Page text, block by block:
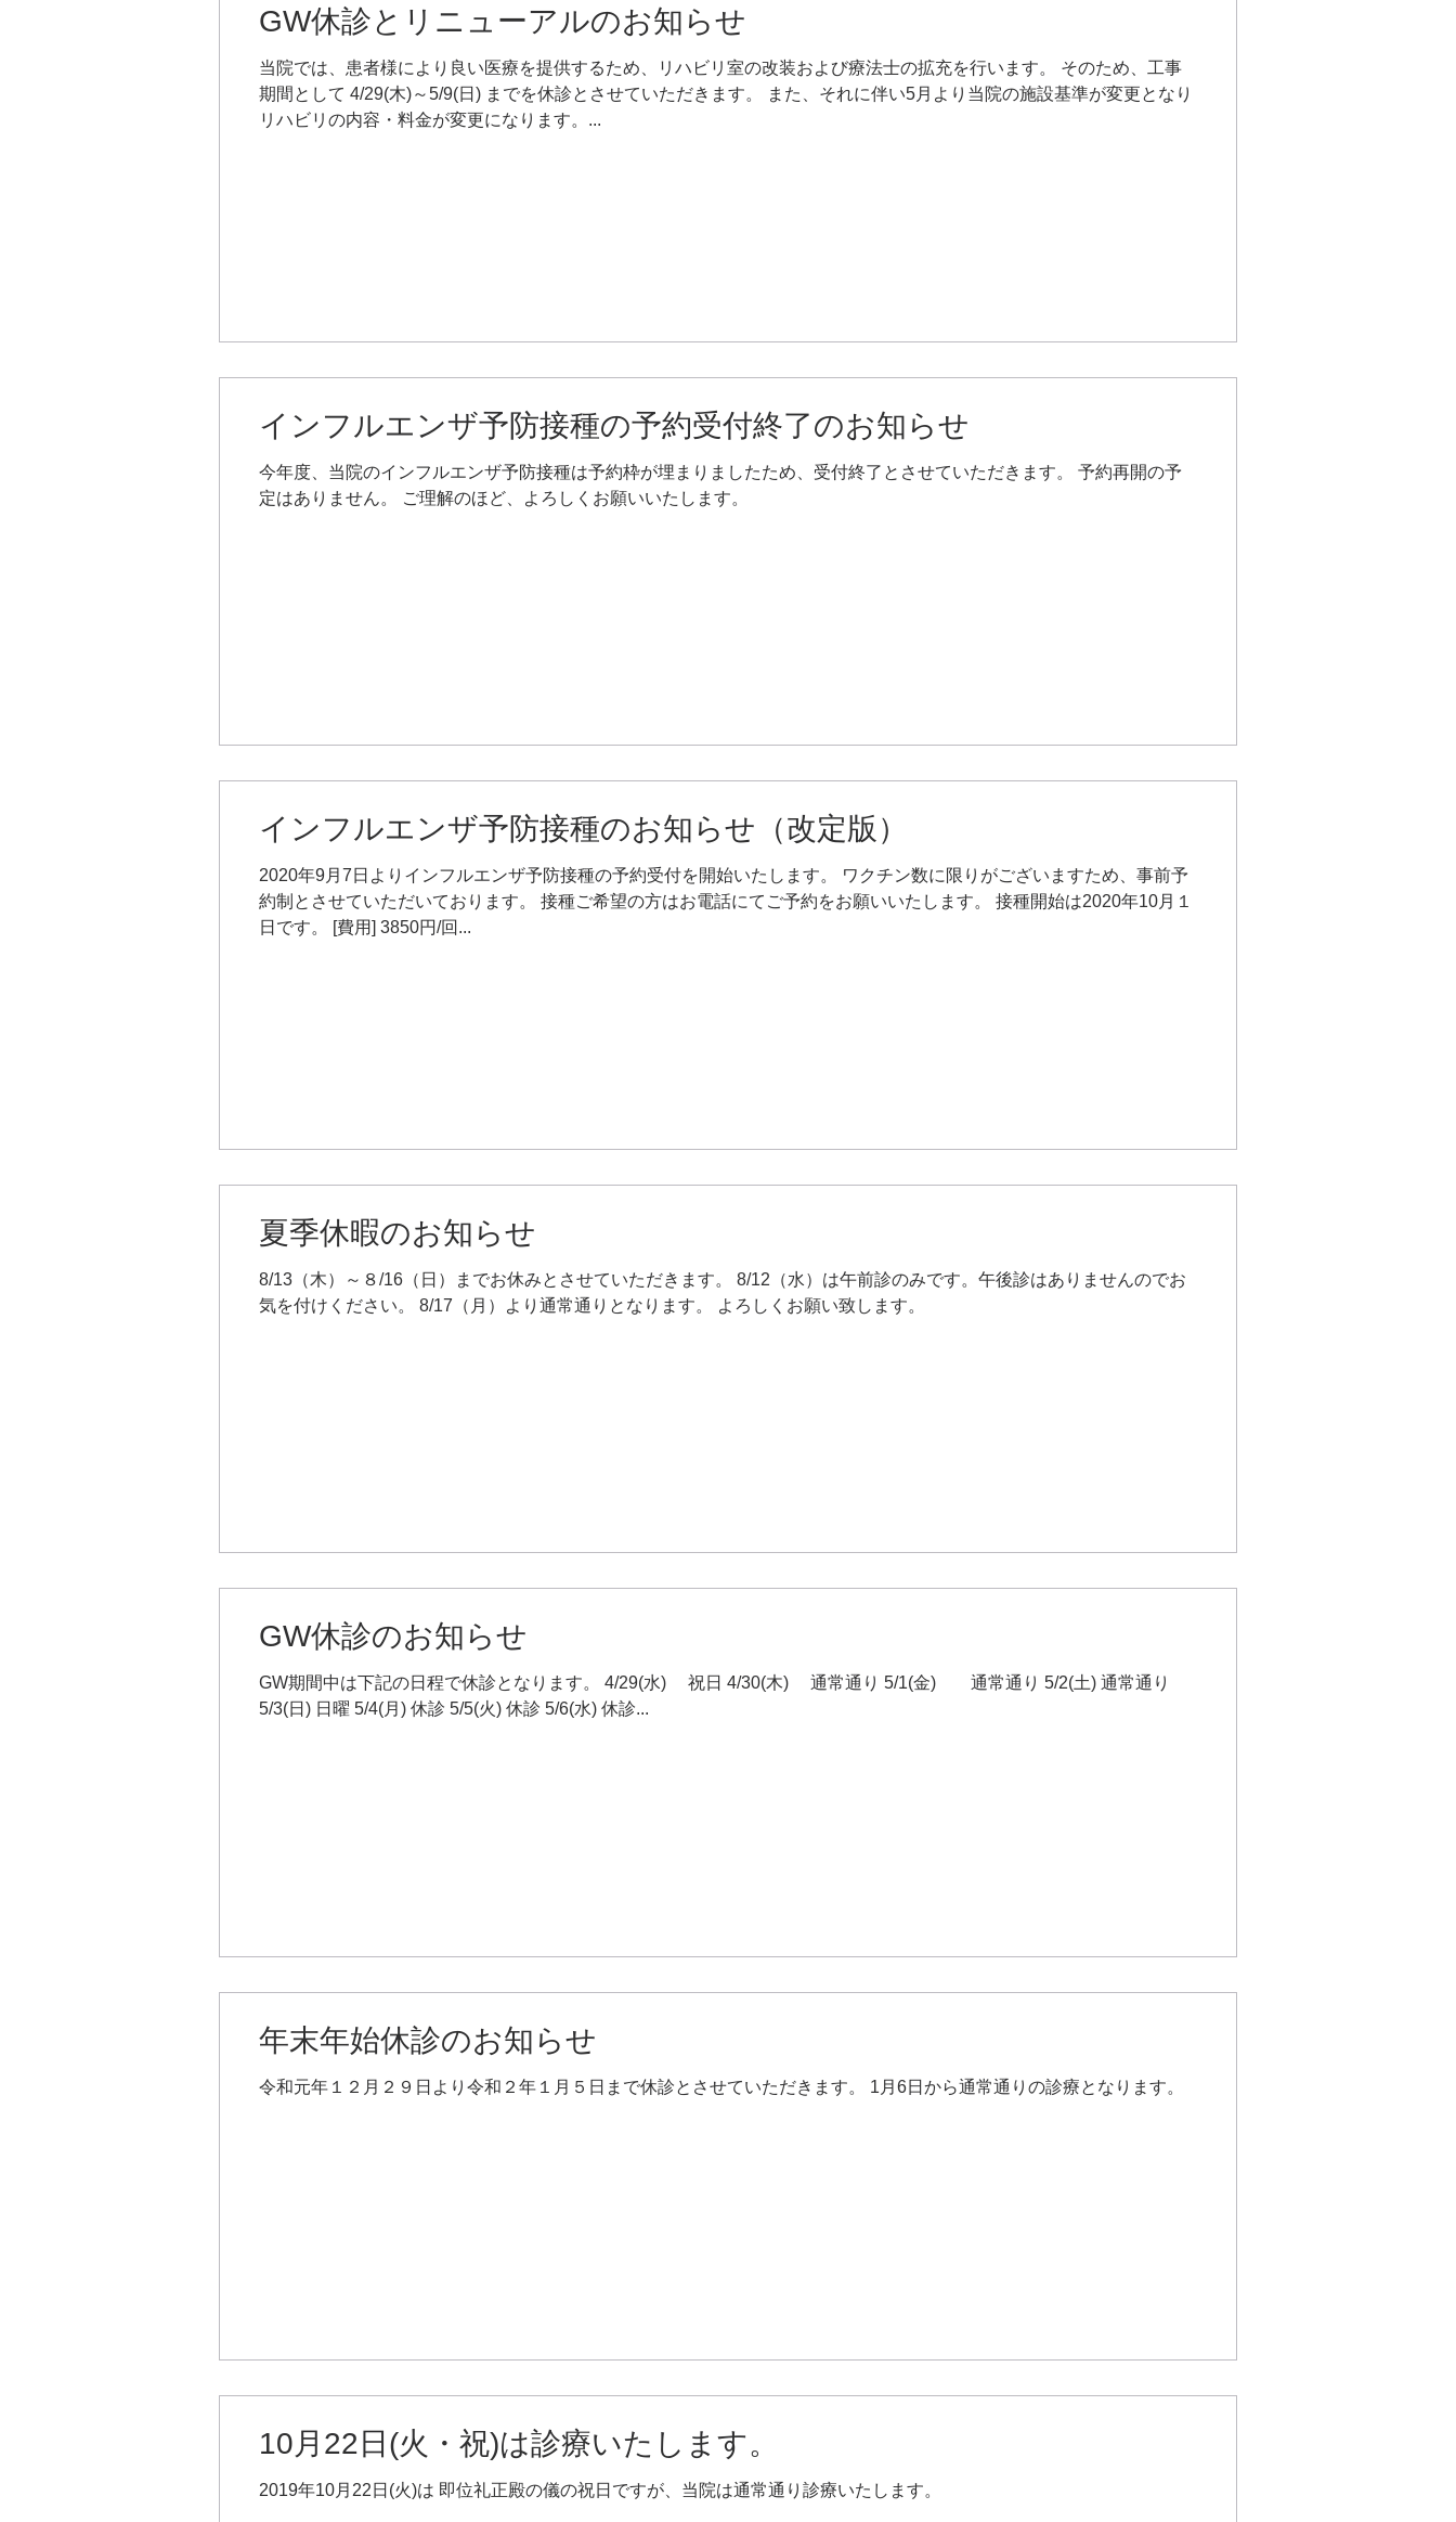
GW休診とリニューアルのお知らせ
当院では、患者様により良い医療を提供するため、リハビリ室の改装および療法士の拡充を行います。 そのため、工事
期間として 4/29(木)～5/9(日) までを休診とさせていただきます。 また、それに伴い5月より当院の施設基準が変更となり
リハビリの内容・料金が変更になります。...
インフルエンザ予防接種の予約受付終了のお知らせ
今年度、当院のインフルエンザ予防接種は予約枠が埋まりましたため、受付終了とさせていただきます。 予約再開の予
定はありません。 ご理解のほど、よろしくお願いいたします。
インフルエンザ予防接種のお知らせ（改定版）
2020年9月7日よりインフルエンザ予防接種の予約受付を開始いたします。 ワクチン数に限りがございますため、事前予
約制とさせていただいております。 接種ご希望の方はお電話にてご予約をお願いいたします。 接種開始は2020年10月１
日です。 [費用] 3850円/回...
夏季休暇のお知らせ
8/13（木）～８/16（日）までお休みとさせていただきます。 8/12（水）は午前診のみです。午後診はありませんのでお
気を付けください。 8/17（月）より通常通りとなります。 よろしくお願い致します。
GW休診のお知らせ
GW期間中は下記の日程で休診となります。 4/29(水) 祝日 4/30(木) 通常通り 5/1(金) 通常通り 5/2(土) 通常通り
5/3(日) 日曜 5/4(月) 休診 5/5(火) 休診 5/6(水) 休診...
年末年始休診のお知らせ
令和元年１２月２９日より令和２年１月５日まで休診とさせていただきます。 1月6日から通常通りの診療となります。
10月22日(火・祝)は診療いたします。
2019年10月22日(火)は 即位礼正殿の儀の祝日ですが、当院は通常通り診療いたします。